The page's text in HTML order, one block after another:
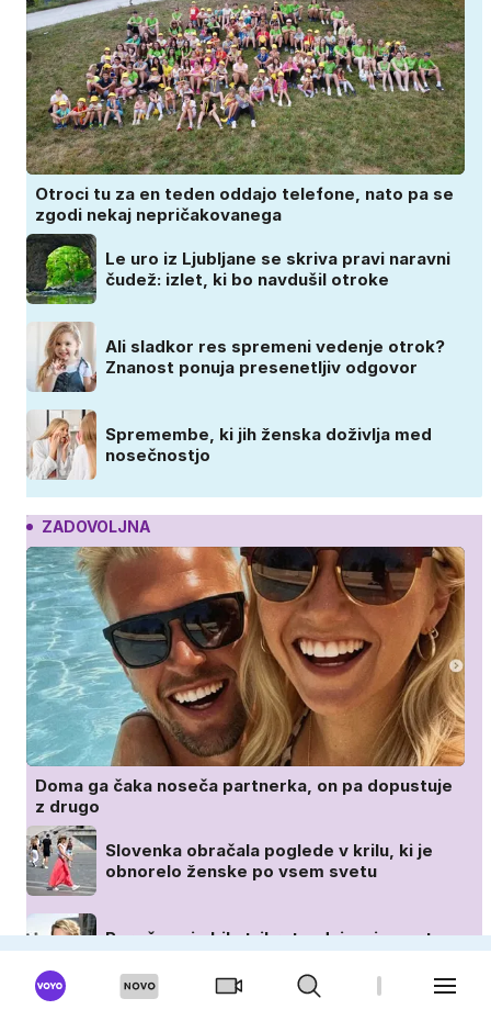
Otroci tu za en teden oddajo telefone, nato pa se
zgodi nekaj nepričakovanega
Le uro iz Ljubljane se skriva pravi naravni
čudež: izlet, ki bo navdušil otroke
Ali sladkor res spremeni vedenje otrok?
Znanost ponuja presenetljiv odgovor
Spremembe, ki jih ženska doživlja med
nosečnostjo
ZADOVOLJNA
Doma ga čaka noseča partnerka, on pa dopustuje
z drugo
Slovenka obračala poglede v krilu, ki je
obnorelo ženske po vsem svetu
Poročena je bila trikrat, zdaj pa je spet